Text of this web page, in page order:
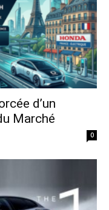
d’un
Marché
0